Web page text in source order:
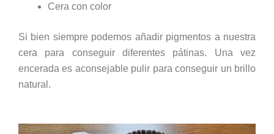
Cera con color
Si bien siempre podemos añadir pigmentos a nuestra
cera para conseguir diferentes pátinas. Una vez
encerada es aconsejable pulir para conseguir un brillo
natural.